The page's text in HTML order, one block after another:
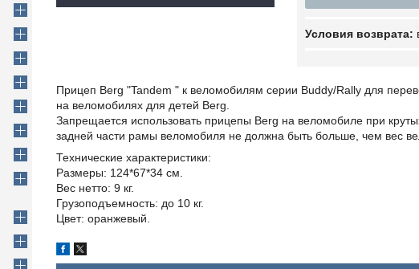
Прицеп Berg "Tandem " к веломобилям серии Buddy/Rally для
на веломобилях для детей Berg.
Запрещается использовать прицепы Berg на веломобиле при
задней части рамы веломобиля не должна быть больше, чем вес
Технические характеристики:
Размеры: 124*67*34 см.
Вес нетто: 9 кг.
Грузоподъемность: до 10 кг.
Цвет: оранжевый.